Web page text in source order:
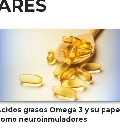
grasos Omega 3 y su papel
neuroinmuladores